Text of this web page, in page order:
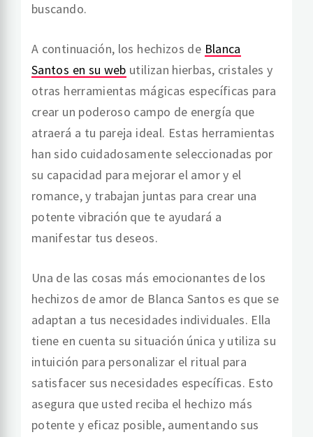
buscando.
A continuación, los hechizos de Blanca
Santos en su web utilizan hierbas, cristales y
otras herramientas mágicas específicas para
crear un poderoso campo de energía que
atraerá a tu pareja ideal. Estas herramientas
han sido cuidadosamente seleccionadas por
su capacidad para mejorar el amor y el
romance, y trabajan juntas para crear una
potente vibración que te ayudará a
manifestar tus deseos.
Una de las cosas más emocionantes de los
hechizos de amor de Blanca Santos es que se
adaptan a tus necesidades individuales. Ella
tiene en cuenta su situación única y utiliza su
intuición para personalizar el ritual para
satisfacer sus necesidades específicas. Esto
asegura que usted reciba el hechizo más
potente y eficaz posible, aumentando sus